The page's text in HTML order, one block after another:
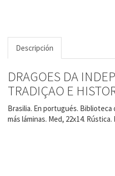
Descripción
DRAGOES DA
TRADIÇAO E
Brasilia. En portugués. Biblioteca
más láminas. Med, 22x14. Rústica.